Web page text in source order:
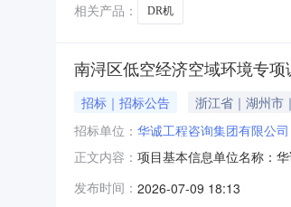
相关产品：
DR机
南浔区低空经济空域环境专项
招标｜招标公告 浙江省｜湖州市
招标单位： 华诚工程咨询集团有限公司
正文内容： 项目基本信息单位名称：
发布时间： 2026-07-09 18:13